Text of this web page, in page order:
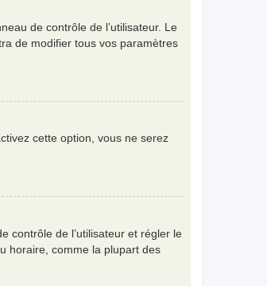
de contrôle de l’utilisateur. Le
de modifier tous vos paramètres
cette option, vous ne serez
contrôle de l’utilisateur et régler le
horaire, comme la plupart des